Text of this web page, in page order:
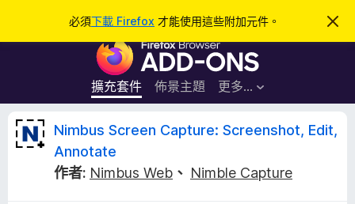
必須下載 Firefox 才能使用這些附加元件。
忽
此
F
r
e
o
瀏
擴充套件 佈景主題 更多…
登入
N
i
Nimbus Screen Capture: Screenshot, Edit,
Annotate
作者: Nimbus Web 、 Nimble Capture